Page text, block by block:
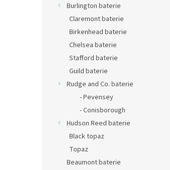
Burlington baterie
Claremont baterie
Birkenhead baterie
Chelsea baterie
Stafford baterie
Guild baterie
Rudge and Co. baterie
- Pevensey
- Conisborough
Hudson Reed baterie
Black topaz
Topaz
Beaumont baterie